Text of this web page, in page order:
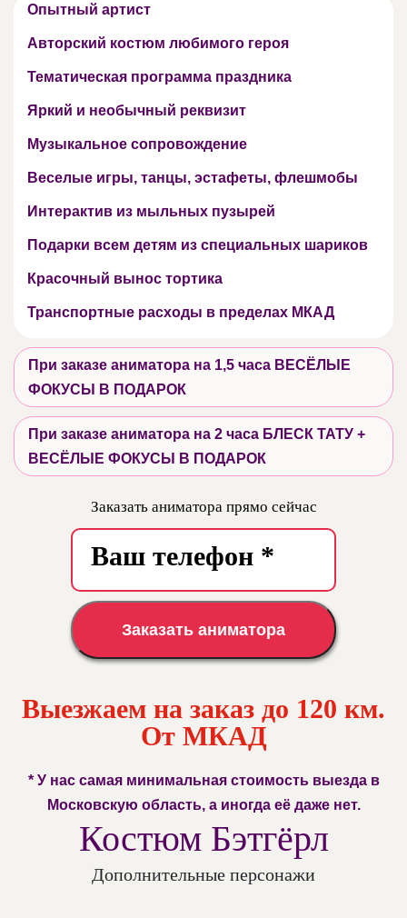
Опытный артист
Авторский костюм любимого героя
Тематическая программа праздника
Яркий и необычный реквизит
Музыкальное сопровождение
Веселые игры, танцы, эстафеты, флешмобы
Интерактив из мыльных пузырей
Подарки всем детям из специальных шариков
Красочный вынос тортика
Транспортные расходы в пределах МКАД
При заказе аниматора на 1,5 часа ВЕСЁЛЫЕ
ФОКУСЫ В ПОДАРОК
При заказе аниматора на 2 часа БЛЕСК ТАТУ +
ВЕСЁЛЫЕ ФОКУСЫ В ПОДАРОК
Заказать аниматора прямо сейчас
Заказать аниматора
Выезжаем на заказ до 120 км.
От МКАД
* У нас самая минимальная стоимость выезда в
Московскую область, а иногда её даже нет.
Костюм Бэтгёрл
Дополнительные персонажи